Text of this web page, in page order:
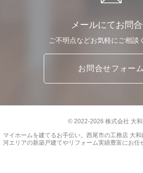
メールにてお問
ご不明点などお気軽に ご相談
お問合せフォーム
© 2022-2026 株式会社 大和
マイホームを建てるお手伝い。 西尾市の工務店 大
河エリアの新築戸建てやリフォーム実績豊富にお任